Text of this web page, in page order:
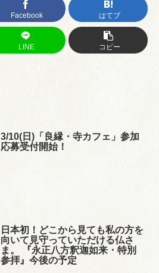
Facebook はてブ
LINE コピー
3/10(日)「良縁・寺カフェ」参加
応募受付開始！
日本初！どこから見ても私の方を
向いて見守っていただける仏さ
ま。 『永正八方釈迦如来・特別
参拝』今後の予定